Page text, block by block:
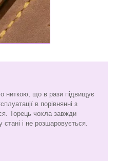
ниткою, що в рази підвищує
в порівнянні з
Торець чохла завжди
і не розшаровується.